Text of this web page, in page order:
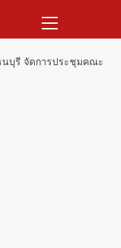
Menu
นบุรี จัดการประชุมคณะ